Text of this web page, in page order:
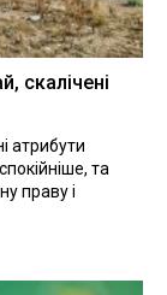
скалічені
атрибути
та
праву і